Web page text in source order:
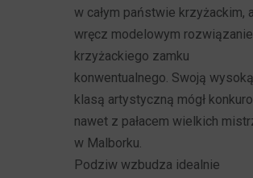
w całym państwie krzyżackim,
wręcz modelowym
krzyżackiego zamku
konwentualnego. Swoją wysoką
klasą artystyczną mógł
nawet z pałacem wielkich
w Malborku.
Podziw wzbudza idealnie